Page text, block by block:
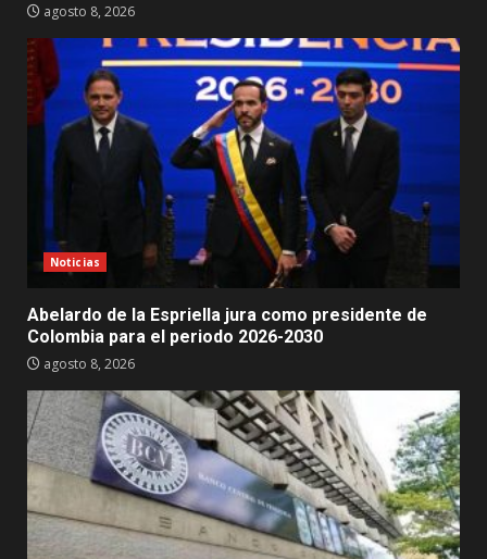
agosto 8, 2026
Noticias
Abelardo de la Espriella jura como presidente de
Colombia para el periodo 2026-2030
agosto 8, 2026